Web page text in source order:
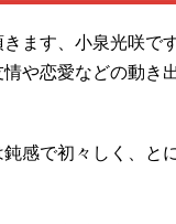
ます、小泉光咲で
や恋愛などの動き
感で初々しく、と